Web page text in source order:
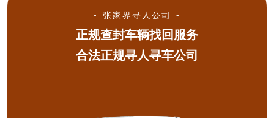
张家界寻人公司
正规查封车辆找回服务
合法正规寻人寻车公司